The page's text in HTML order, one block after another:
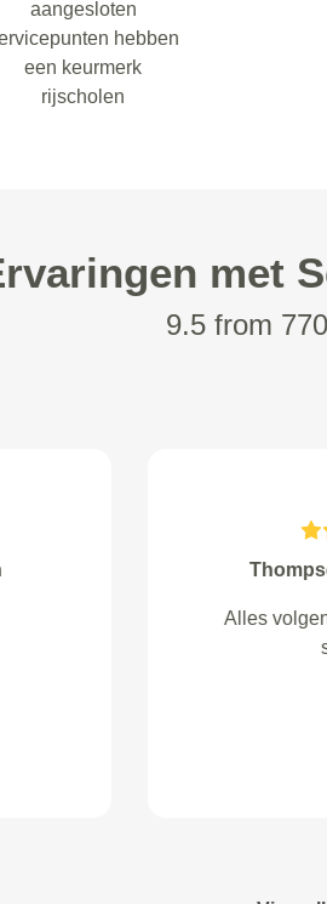
aangesloten
hebben
een keurmerk
rijscholen
met
9.5 from
idem
Zeer
heel erg